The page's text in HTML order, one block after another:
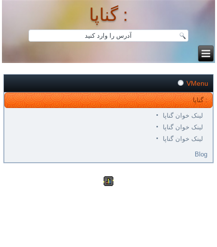
گناپا :
VMenu
گناپا :
لینک خوان گناپا
لینک خوان گناپا
لینک خوان گناپا
Blog